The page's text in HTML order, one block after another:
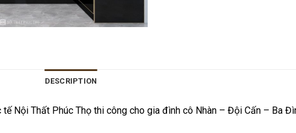
DESCRIPTION
Nội Thất Phúc Thọ thi công cho gia đình cô Nhàn – Đội Cấn – Ba